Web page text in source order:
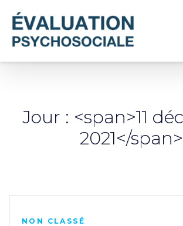
Jour : <span>11
2021</span>
NON CLASSÉ